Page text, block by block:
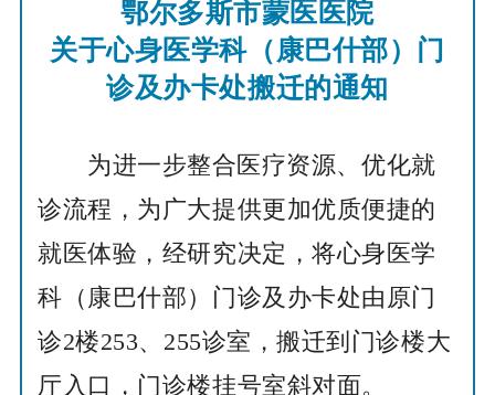
鄂尔多斯市蒙医医院
关于心身医学科（康巴什部）门
诊及办卡处搬迁的通知
为进一步整合医疗资源、 优化就
诊流程，为广大提供更加优质便捷的
就医体验，经研究决定，将心身医学
科（康巴什部）门诊及办卡处由原门
诊2楼253、255诊室，搬迁到门诊楼大
厅入口，门诊楼挂号室斜对面。